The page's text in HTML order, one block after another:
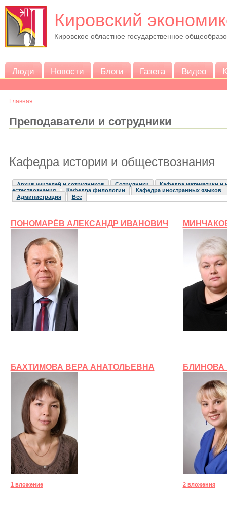
Кировский
Кировское областное государственное
Люди Новости Блоги Газета Видео
Главная
Преподаватели и сотрудники
Кафедра истории и обществознания
Архив учителей и сотрудников Сотрудники
Кафедра математики
естествознания
Кафедра филологии
Кафедра иностранных языков
Администрация
Все
ПОНОМАРЁВ АЛЕКСАНДР ИВАНОВИЧ
БАХТИМОВА ВЕРА АНАТОЛЬЕВНА
1 вложение 2 вложения